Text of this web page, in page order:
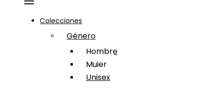
Colecciones
Género
Hombre
Mujer
Unisex